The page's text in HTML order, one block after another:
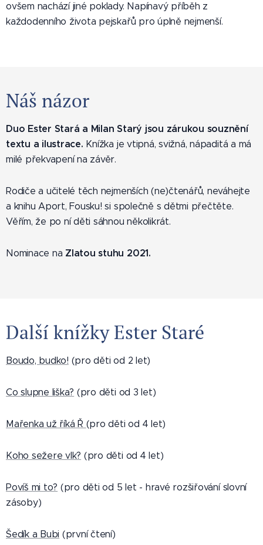
ovšem nachází jiné poklady. Napínavý příběh z
každodenního života pejskařů pro úplně nejmenší.
Náš názor
Duo Ester Stará a Milan Starý jsou zárukou souznění
textu a ilustrace. Knížka je vtipná, svižná, nápaditá a má
milé překvapení na závěr.
Rodiče a učitelé těch nejmenších (ne)čtenářů, neváhejte
a knihu Aport, Fousku! si společně s dětmi přečtěte.
Věřím, že po ní děti sáhnou několikrát.
Nominace na Zlatou stuhu 2021.
Další knížky Ester Staré
Boudo, budko! (pro děti od 2 let)
Co slupne liška? (pro děti od 3 let)
Mařenka už říká Ř (pro děti od 4 let)
Koho sežere vlk? (pro děti od 4 let)
Povíš mi to? (pro děti od 5 let - hravé rozšiřování slovní
zásoby)
Šedík a Bubi (první čtení)